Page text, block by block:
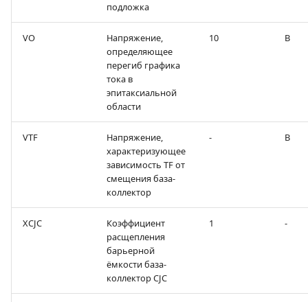
подложка
VO
Напряжение,
определяющее
перегиб графика
тока в
эпитаксиальной
области
10 В
VTF
Напряжение,
характеризующее
зависимость TF от
смещения база-
коллектор
- В
XCJC
Коэффициент
расщепления
барьерной
ёмкости база-
коллектор CJC
1 -